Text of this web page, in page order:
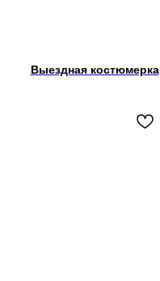
Выездная костюмерка